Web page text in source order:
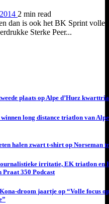
2 min read
dan is ook het BK Sprint
Sterke Peer...
plaats op Alpe d’Huez
long distance triatlon van Alpe
halen zwart t-shirt op Norseman
irritatie, EK triatlon en
Praat 350 Podcast
droom jaartje op “Volle focus